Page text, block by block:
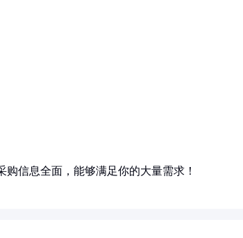
信息全面，能够满足你的大量需求！